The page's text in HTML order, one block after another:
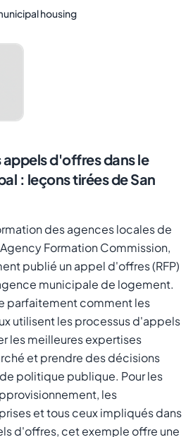
housing
d'offres dans le
: leçons tirées de San
des agences locales de
Formation Commission,
publié un appel d'offres (RFP)
municipale de logement.
parfaitement comment les
utilisent les processus d'appels
les meilleures expertises
et prendre des décisions
politique publique. Pour les
les
et tous ceux impliqués dans
d'offres, cet exemple offre une
Annuler Envoyer le lien